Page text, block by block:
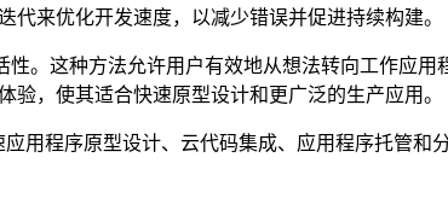
来优化开发速度，以减少错误并促进持续构建。
。这种方法允许用户有效地从想法转向工作应
，使其适合快速原型设计和更广泛的生产应用。
用程序原型设计、云代码集成、应用程序托管和